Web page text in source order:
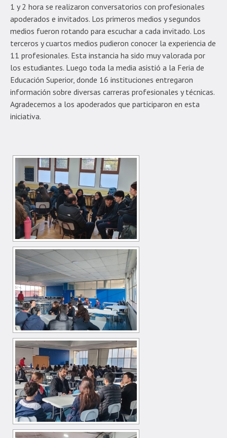
1 y 2 hora se realizaron conversatorios con profesionales
apoderados e invitados. Los primeros medios y segundos
medios fueron rotando para escuchar a cada invitado. Los
terceros y cuartos medios pudieron conocer la experiencia de
11 profesionales. Esta instancia ha sido muy valorada por
los estudiantes. Luego toda la media asistió a la Feria de
Educación Superior, donde 16 instituciones entregaron
información sobre diversas carreras profesionales y técnicas.
Agradecemos a los apoderados que participaron en esta
iniciativa.